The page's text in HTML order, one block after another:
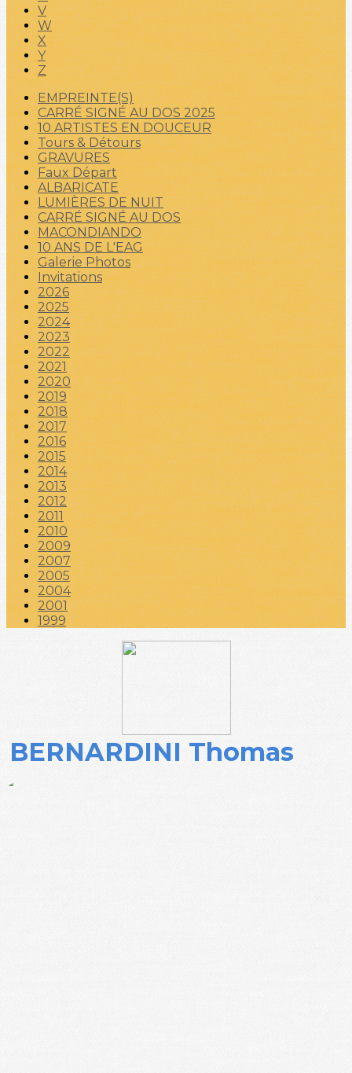
V
W
X
Y
Z
EMPREINTE(S)
CARRÉ SIGNÉ AU DOS 2025
10 ARTISTES EN DOUCEUR
Tours & Détours
GRAVURES
Faux Départ
ALBARICATE
LUMIÈRES DE NUIT
CARRÉ SIGNÉ AU DOS
MACONDIANDO
10 ANS DE L'EAG
Galerie Photos
Invitations
2026
2025
2024
2023
2022
2021
2020
2019
2018
2017
2016
2015
2014
2013
2012
2011
2010
2009
2007
2005
2004
2001
1999
BERNARDINI Thomas